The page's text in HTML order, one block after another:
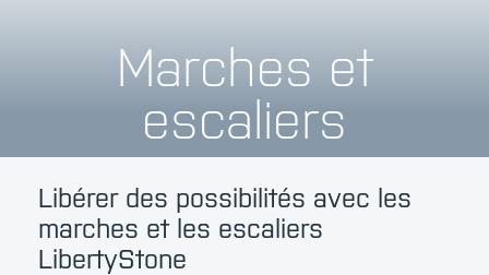
Où acheter Inspiration Contact
Marches et
escaliers
Libérer des possibilités avec les
marches et les escaliers
LibertyStone